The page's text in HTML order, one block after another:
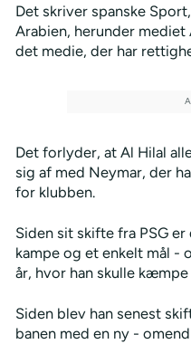
Det skriver spanske
Arabien, herunder mediet
det medie, der har
Det forlyder, at Al Hilal
sig af med Neymar, der
for klubben.
Siden sit skifte fra PSG
kampe og et enkelt mål -
år, hvor han skulle
Siden blev han senest
banen med en ny -